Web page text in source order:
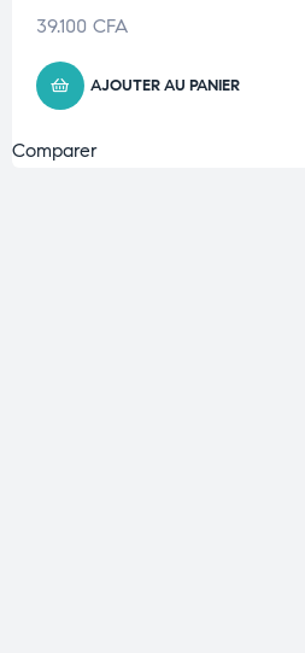
39.100 CFA
AJOUTER AU PANIER
Comparer